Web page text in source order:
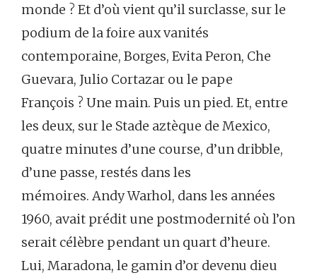
monde ? Et d’où vient qu’il surclasse, sur le
podium de la foire aux vanités
contemporaine, Borges, Evita Peron, Che
Guevara, Julio Cortazar ou le pape
François ? Une main. Puis un pied. Et, entre
les deux, sur le Stade aztèque de Mexico,
quatre minutes d’une course, d’un dribble,
d’une passe, restés dans les
mémoires. Andy Warhol, dans les années
1960, avait prédit une postmodernité où l’on
serait célèbre pendant un quart d’heure.
Lui, Maradona, le gamin d’or devenu dieu